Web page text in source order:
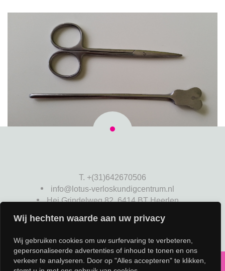
Wij hechten waarde aan uw privacy
Wij gebruiken cookies om uw surfervaring te verbeteren,
gepersonaliseerde advertenties of inhoud te tonen en ons
verkeer te analyseren. Door op "Alles accepteren" te klikken,
T. +(31)642670506
info@lotus-verloskundigcentrum.nl
Hei Grindelweg 82, 6414 BT Heerlen